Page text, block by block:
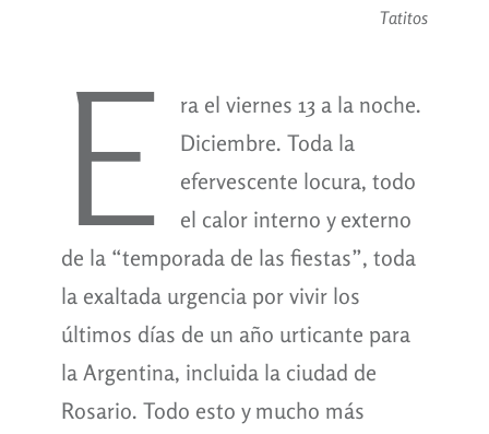
Tatitos
E
ra el viernes 13 a la noche.
Diciembre. Toda la
efervescente locura, todo
el calor interno y externo
de la “temporada de las fiestas”, toda
la exaltada urgencia por vivir los
últimos días de un año urticante para
la Argentina, incluida la ciudad de
Rosario. Todo esto y mucho más